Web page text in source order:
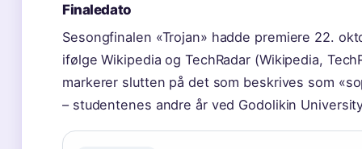
Finaledato
Sesongfinalen «Trojan» hadde premiere 22.
ifølge Wikipedia og TechRadar (Wikipedia,
markerer slutten på det som beskrives som
– studentenes andre år ved Godolikin